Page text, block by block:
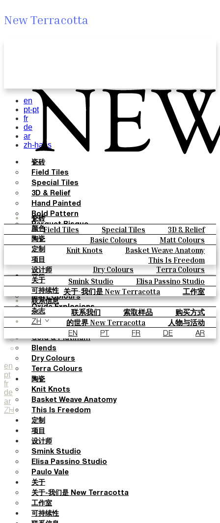
New Terracotta
瓷砖
Field Tiles Special Tiles
3D & Relief
Hand Painted
Bold Pattern
Parquet Bisque
Natural Cotto
Smink Studio
Elisa Passino
Paulo Vale
颜色
Basic Colours
Matt Colours
Oxide Explosions
Special Firing
Vintage Metallics
Gold & Platinum
Blends
Dry Colours
Terra Colours
陶瓷
Knit Knots
Basket Weave Anatomy
This Is Freedom
定制
项目
设计师
Smink Studio
Elisa Passino Studio
Paulo Vale
关于
关于-我们是 New Terracotta 工作室
可持续性
联系信息
联系我们 索取样品
购买方式
目录和 技术规格
常见问题
杂志
的世界 New Terracotta
人物与活动
地方和故事
材料和可持续性 灵感与文化
ZH
EN PT FR DE AR
en
pt
fr
de
ar
ZH
en
pt-pt
fr
de
ar
zh-hans
瓷砖
Field Tiles
Special Tiles
3D & Relief
Hand Painted
Bold Pattern
Parquet Bisque
Natural Cotto
Smink Studio
Elisa Passino
Paulo Vale
颜色
Basic Colours
Matt Colours
Oxide Explosions
Special Firing
Vintage Metallics
Gold & Platinum
Blends
Dry Colours
Terra Colours
陶瓷
Knit Knots
Basket Weave Anatomy
This Is Freedom
定制
项目
设计师
Smink Studio
Elisa Passino Studio
Paulo Vale
关于
关于-我们是 New Terracotta
工作室
可持续性